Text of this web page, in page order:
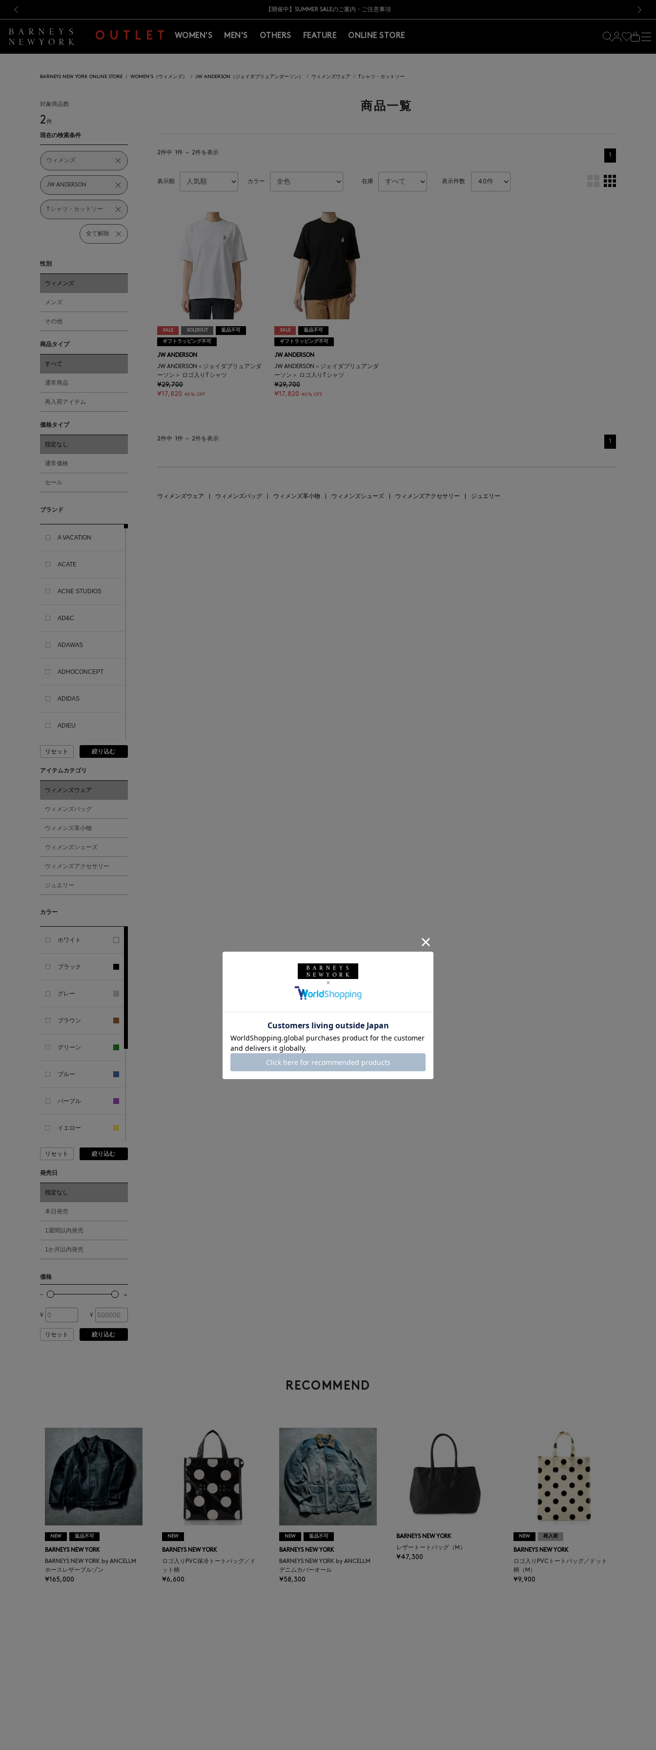
新規登録のお客様も対象！＜MY BARNEYS＞会員のお客様は11,000円（税込）以上のお買上げで常時送料無料！お買い物の際は会員登録を！
【夏季休業に伴う返品・交換承り一時停止のお知らせ】（2026.8.5）
熊本県を中心とした地震の影響によるお荷物のお届けについて
【開催中】SUMMER SALEのご案内・ご注意事項
新規登録のお客様も対象！＜MY BARNEYS＞会員のお客様は11,000円（税込）以上のお買上げで常時送料無料！お買い物の際は会員登録を！
【夏季休業に伴う返品・交換承り一時停止のお知らせ】（2026.8.5）
OUTLET WOMEN'S MEN'S OTHERS FEATURE ONLINE STORE
BARNEYS NEW YORK ONLINE STORE WOMEN'S（ウィメンズ） JW ANDERSON（ジェイダブリュアンダーソン） ウィメンズウェア Tシャツ・カットソー
対象商品数
2件
現在の検索条件
ウィメンズ
JW ANDERSON
Tシャツ・カットソー
全て解除
性別
ウィメンズ
メンズ
その他
商品タイプ
すべて
通常商品
再入荷アイテム
価格タイプ
指定なし
通常価格
セール
ブランド
A VACATION
ACATE
ACNE STUDIOS
AD&C
ADAWAS
ADHOCONCEPT
ADIDAS
ADIEU
ADLIN HUE
ADVISORY BOARD
CRYSTALS
AKIKO OGAWA.
ALBERT THURSTON
SANDAL
ANDERSONS
ANTIPAST
ANYA HINDMARCH
ARCS LONDON
ASAUCE MELER
ATHLETICS FTWR
ATTO VANNUCCI
FIRENZE
AURALEE
AUTRY
BAGUTTA
リセット 絞り込む
アイテムカテゴリ
ウィメンズウェア
ウィメンズバッグ
ウィメンズ革小物
ウィメンズシューズ
ウィメンズアクセサリー
ジュエリー
カラー
ホワイト
ブラック
グレー
ブラウン
グリーン
ブルー
パープル
イエロー
ピンク
レッド
オレンジ
シルバー
リセット 絞り込む
発売日
指定なし
本日発売
1週間以内発売
1か月以内発売
価格
¥ ¥
リセット 絞り込む
商品一覧
2件中 1件 ～ 2件を表示 1
表示順 カラー 在庫 表示件数
SALE SOLDOUT 返品不可
ギフトラッピング不可
JW ANDERSON
JW ANDERSON＜ジェイダブリュアンダ
ーソン＞ ロゴ入りTシャツ
¥29,700
¥17,820 40% OFF
SALE 返品不可
ギフトラッピング不可
JW ANDERSON
JW ANDERSON＜ジェイダブリュアンダ
ーソン＞ ロゴ入りTシャツ
¥29,700
¥17,820 40% OFF
2件中 1件 ～ 2件を表示 1
ウィメンズウェア ウィメンズバッグ ウィメンズ革小物 ウィメンズシューズ ウィメンズアクセサリー ジュエリー
RECOMMEND
NEW 返品不可
BARNEYS NEW YORK
BARNEYS NEW YORK by ANCELLM
ホースレザーブルゾン
¥165,000
NEW
BARNEYS NEW YORK
ロゴ入りPVC保冷トートバッグ／ド
ット柄
¥6,600
NEW 返品不可
BARNEYS NEW YORK
BARNEYS NEW YORK by ANCELLM
デニムカバーオール
¥58,300
BARNEYS NEW YORK
レザートートバッグ（M）
¥47,300
NEW 再入荷
BARNEYS NEW YORK
ロゴ入りPVCトートバッグ／ドット
柄（M）
¥9,900